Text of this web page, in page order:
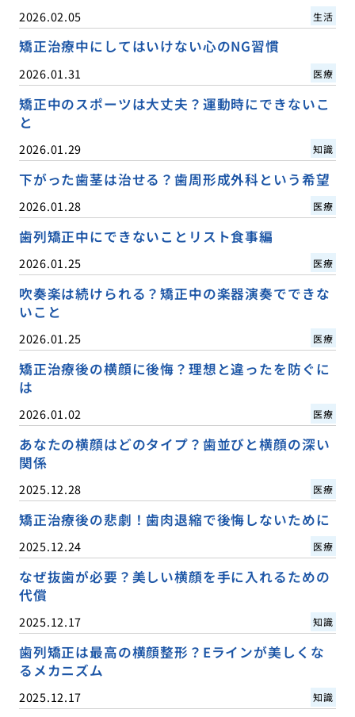
2026.02.05 生活
矯正治療中にしてはいけない心のNG習慣
2026.01.31 医療
矯正中のスポーツは大丈夫？運動時にできないこ
と
2026.01.29 知識
下がった歯茎は治せる？歯周形成外科という希望
2026.01.28 医療
歯列矯正中にできないことリスト食事編
2026.01.25 医療
吹奏楽は続けられる？矯正中の楽器演奏でできな
いこと
2026.01.25 医療
矯正治療後の横顔に後悔？理想と違ったを防ぐに
は
2026.01.02 医療
あなたの横顔はどのタイプ？歯並びと横顔の深い
関係
2025.12.28 医療
矯正治療後の悲劇！歯肉退縮で後悔しないために
2025.12.24 医療
なぜ抜歯が必要？美しい横顔を手に入れるための
代償
2025.12.17 知識
歯列矯正は最高の横顔整形？Eラインが美しくな
るメカニズム
2025.12.17 知識